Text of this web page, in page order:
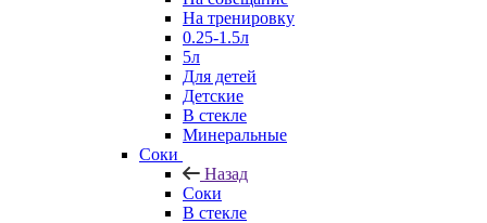
На тренировку
0.25-1.5л
5л
Для детей
Детские
В стекле
Минеральные
Соки
Назад
Соки
В стекле